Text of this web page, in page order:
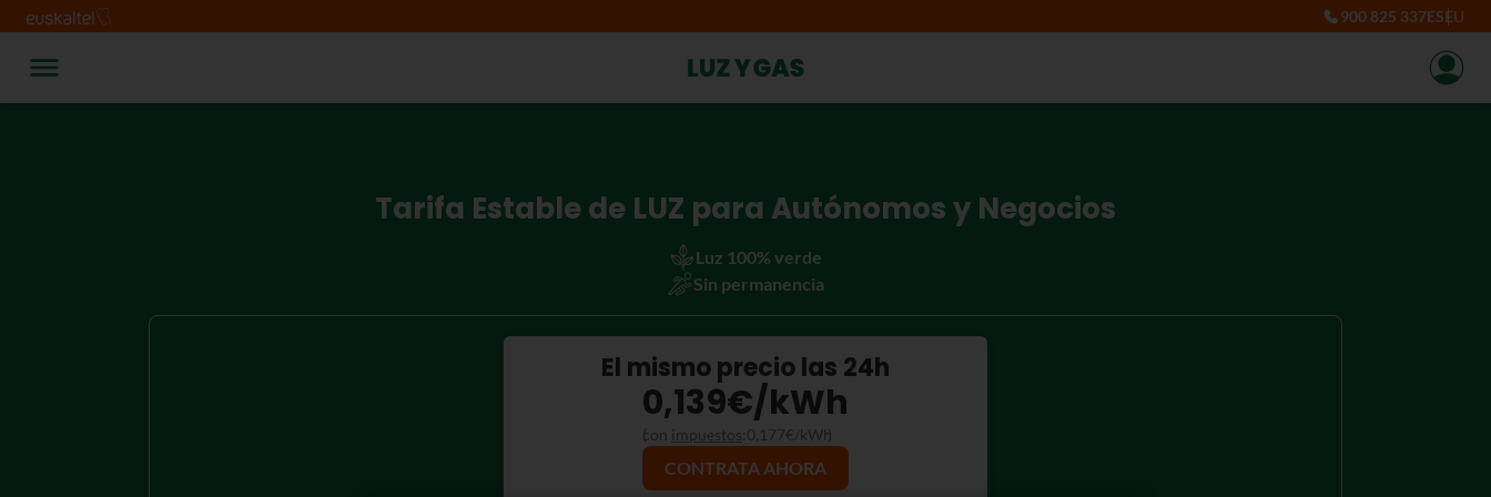
900 825 337ESEU
Tarifa Estable de LUZ para Autónomos y Negocios
Luz 100% verde
Sin permanencia
El mismo precio las 24h
0,139€/kWh
con impuestos 0,177€/kWh
CONTRATA AHORA